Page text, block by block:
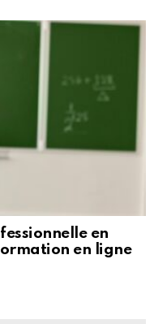
en
en ligne